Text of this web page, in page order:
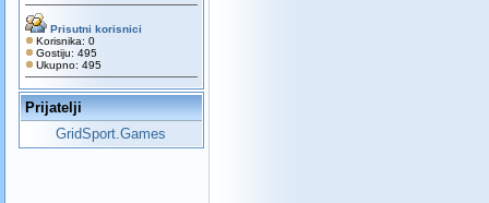
Prisutni korisnici
Korisnika: 0
Gostiju: 495
Ukupno: 495
Prijatelji
GridSport.Games